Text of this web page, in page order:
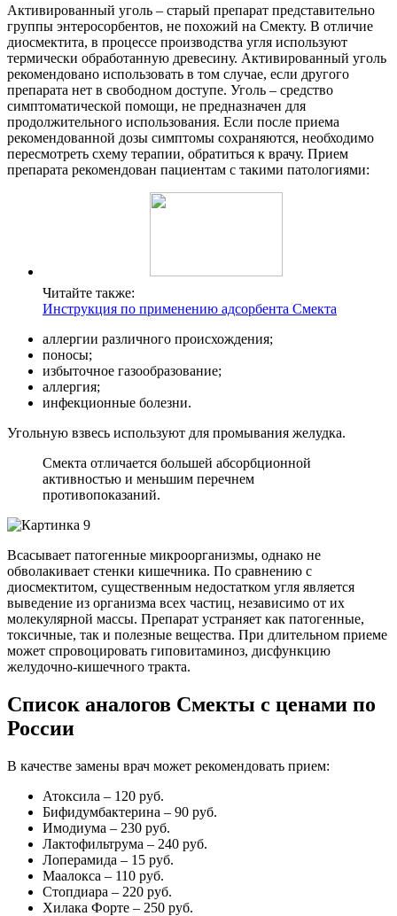
Активированный уголь – старый препарат представительно
группы энтеросорбентов, не похожий на Смекту. В отличие
диосмектита, в процессе производства угля используют
термически обработанную древесину. Активированный уголь
рекомендовано использовать в том случае, если другого
препарата нет в свободном доступе. Уголь – средство
симптоматической помощи, не предназначен для
продолжительного использования. Если после приема
рекомендованной дозы симптомы сохраняются, необходимо
пересмотреть схему терапии, обратиться к врачу. Прием
препарата рекомендован пациентам с такими патологиями:
Читайте также:
Инструкция по применению адсорбента Смекта
аллергии различного происхождения;
поносы;
избыточное газообразование;
аллергия;
инфекционные болезни.
Угольную взвесь используют для промывания желудка.
Смекта отличается большей абсорбционной
активностью и меньшим перечнем
противопоказаний.
Всасывает патогенные микроорганизмы, однако не
обволакивает стенки кишечника. По сравнению с
диосмектитом, существенным недостатком угля является
выведение из организма всех частиц, независимо от их
молекулярной массы. Препарат устраняет как патогенные,
токсичные, так и полезные вещества. При длительном приеме
может спровоцировать гиповитаминоз, дисфункцию
желудочно-кишечного тракта.
Список аналогов Смекты с ценами по
России
В качестве замены врач может рекомендовать прием:
Атоксила – 120 руб.
Бифидумбактерина – 90 руб.
Имодиума – 230 руб.
Лактофильтрума – 240 руб.
Лоперамида – 15 руб.
Маалокса – 110 руб.
Стопдиара – 220 руб.
Хилака Форте – 250 руб.